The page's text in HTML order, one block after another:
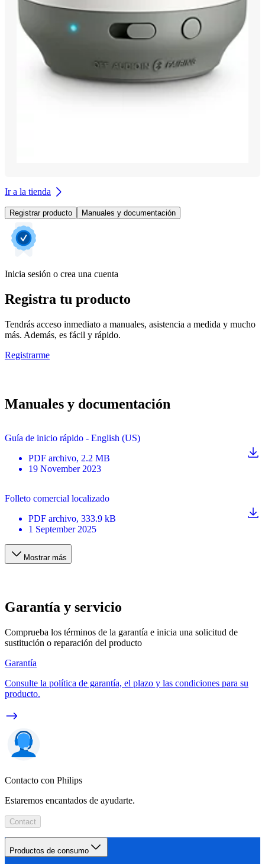
Ir a la tienda
Registrar producto Manuales y documentación
Inicia sesión o crea una cuenta
Registra tu producto
Tendrás acceso inmediato a manuales, asistencia a medida y mucho
más. Además, es fácil y rápido.
Registrarme
Manuales y documentación
Guía de inicio rápido - English (US)
PDF archivo, 2.2 MB
19 November 2023
Folleto comercial localizado
PDF archivo, 333.9 kB
1 September 2025
Mostrar más
Garantía y servicio
Comprueba los términos de la garantía e inicia una solicitud de
sustitución o reparación del producto
Garantía
Consulte la política de garantía, el plazo y las condiciones para su
producto.
Contacto con Philips
Estaremos encantados de ayudarte.
Contact
Productos de consumo